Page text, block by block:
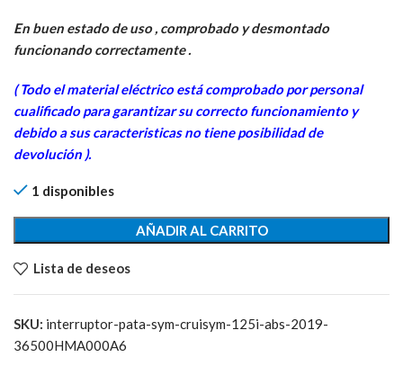
original
era:
actual
es:
En buen estado de uso , comprobado y desmontado
funcionando correctamente .
( Todo el material eléctrico está comprobado por personal
cualificado para garantizar su correcto funcionamiento y
debido a sus caracteristicas no tiene posibilidad de
devolución ).
1 disponibles
AÑADIR AL CARRITO
Lista de deseos
SKU: interruptor-pata-sym-cruisym-125i-abs-2019-
36500HMA000A6